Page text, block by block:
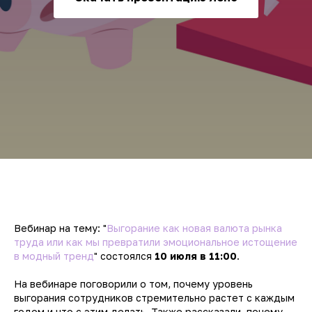
Вебинар на тему: "Выгорание как новая валюта рынка
труда или как мы превратили эмоциональное истощение
в модный тренд" состоялся 10 июля в 11:00.
На вебинаре поговорили о том, почему уровень
выгорания сотрудников стремительно растет с каждым